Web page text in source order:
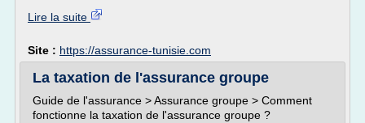
Lire la suite
Site : https://assurance-tunisie.com
La taxation de l'assurance groupe
Guide de l'assurance > Assurance groupe > Comment
fonctionne la taxation de l'assurance groupe ?